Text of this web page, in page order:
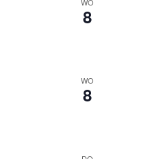
8
WO
8